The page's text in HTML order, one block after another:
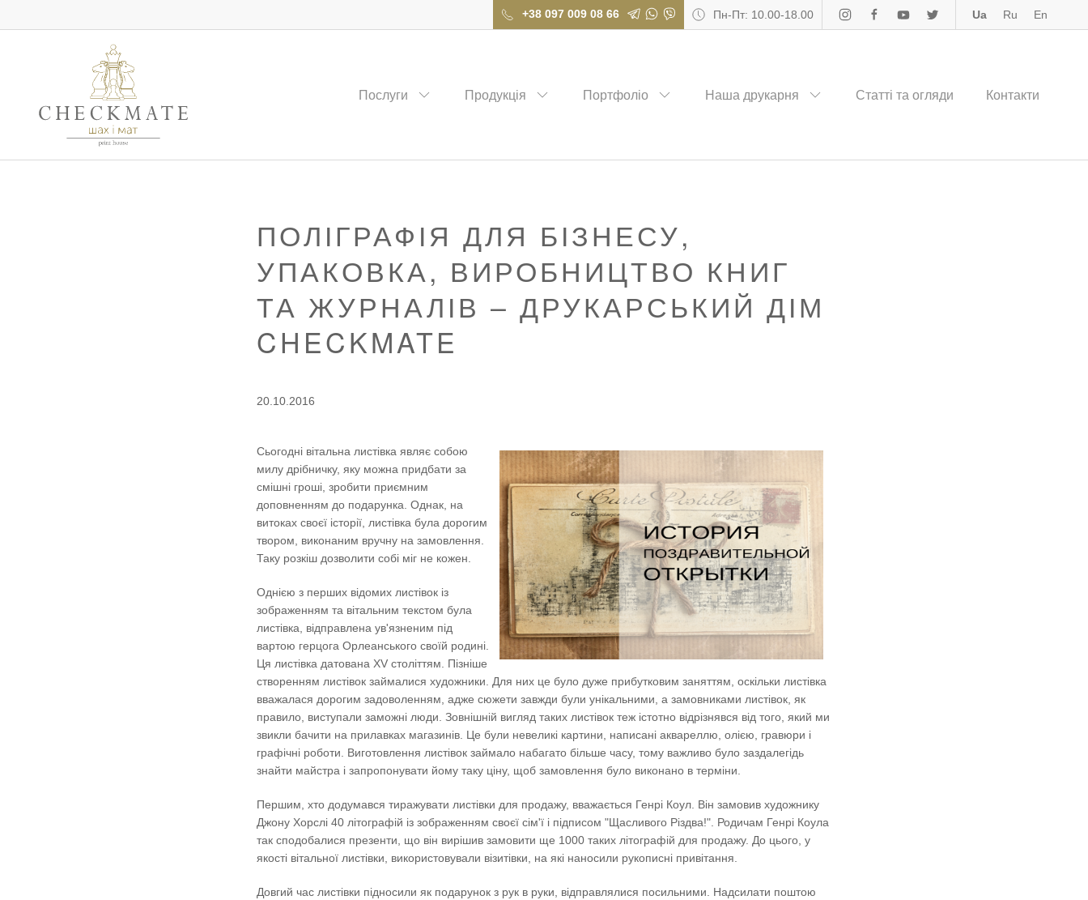
+38 097 009 08 66 Пн-Пт: 10.00-18.00 Ua Ru En
Послуги Продукція Портфоліо Наша друкарня Статті та огляди Контакти
ПОЛІГРАФІЯ ДЛЯ БІЗНЕСУ,
УПАКОВКА, ВИРОБНИЦТВО КНИГ
ТА ЖУРНАЛІВ – ДРУКАРСЬКИЙ ДІМ
CHECKMATE
20.10.2016
Сьогодні вітальна листівка являє собою
милу дрібничку, яку можна придбати за
смішні гроші, зробити приємним
доповненням до подарунка. Однак, на
витоках своєї історії, листівка була дорогим
твором, виконаним вручну на замовлення.
Таку розкіш дозволити собі міг не кожен.
Однією з перших відомих листівок із
зображенням та вітальним текстом була
листівка, відправлена ​​ув'язненим під
вартою герцога Орлеанського своїй родині.
Ця листівка датована XV століттям. Пізніше
створенням листівок займалися художники. Для них це було дуже прибутковим заняттям, оскільки листівка
вважалася дорогим задоволенням, адже сюжети завжди були унікальними, а замовниками листівок, як
правило, виступали заможні люди. Зовнішній вигляд таких листівок теж істотно відрізнявся від того, який ми
звикли бачити на прилавках магазинів. Це були невеликі картини, написані аквареллю, олією, гравюри і
графічні роботи. Виготовлення листівок займало набагато більше часу, тому важливо було заздалегідь
знайти майстра і запропонувати йому таку ціну, щоб замовлення було виконано в терміни.
Першим, хто додумався тиражувати листівки для продажу, вважається Генрі Коул. Він замовив художнику
Джону Хорслі 40 літографій із зображенням своєї сім'ї і підписом "Щасливого Різдва!". Родичам Генрі Коула
так сподобалися презенти, що він вирішив замовити ще 1000 таких літографій для продажу. До цього, у
якості вітальної листівки, використовували візитівки, на які наносили рукописні привітання.
Довгий час листівки підносили як подарунок з рук в руки, відправлялися посильними. Надсилати поштою